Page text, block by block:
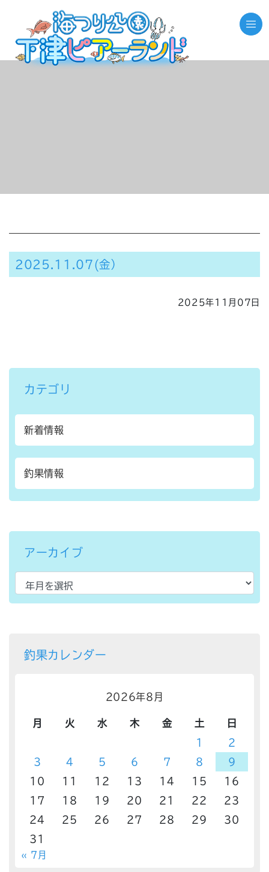
2025.11.07(金）
2025年11月07日
カテゴリ
新着情報
釣果情報
アーカイブ
釣果カレンダー
2026年8月
月 火 水 木 金 土
日
1
2
3
4 5 6 7 8
9
10
11 12 13 14 15
16
17
18 19 20 21 22
23
24
25 26 27 28 29
30
31
« 7月